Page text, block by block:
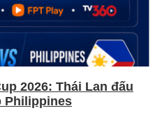
2026: Thái Lan đấu
Philippines